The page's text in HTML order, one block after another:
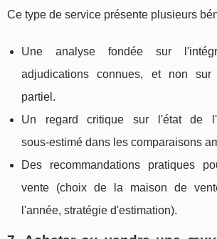
Ce type de service présente plusieurs
Une analyse fondée sur
adjudications connues, et non sur
partiel.
Un regard critique sur l'état de
sous‑estimé dans les comparaisons
Des recommandations pratiques
vente (choix de la maison de
l'année, stratégie d'estimation).